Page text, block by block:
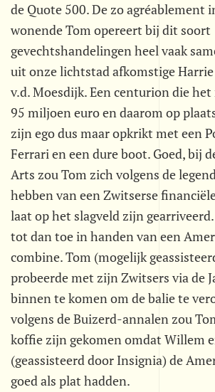
de Quote 500. De zo agréablement
wonende Tom opereert bij dit soort
gevechtshandelingen heel vaak
uit onze lichtstad afkomstige Harrie
v.d. Moesdijk. Een centurion die
95 miljoen euro en daarom op
zijn ego dus maar opkrikt met een
Ferrari en een dure boot. Goed, bij
Arts zou Tom zich volgens de
hebben van een Zwitserse
laat op het slagveld zijn
tot dan toe in handen van een
combine. Tom (mogelijk
probeerde met zijn Zwitsers via de
binnen te komen om de balie te
volgens de Buizerd-annalen zou
koffie zijn gekomen omdat Willem
(geassisteerd door Insignia) de
goed als plat hadden.